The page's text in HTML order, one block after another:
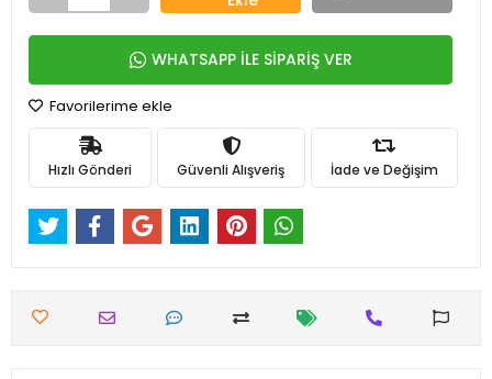
WHATSAPP İLE SİPARİŞ VER
Favorilerime ekle
Hızlı Gönderi Güvenli Alışveriş İade ve Değişim